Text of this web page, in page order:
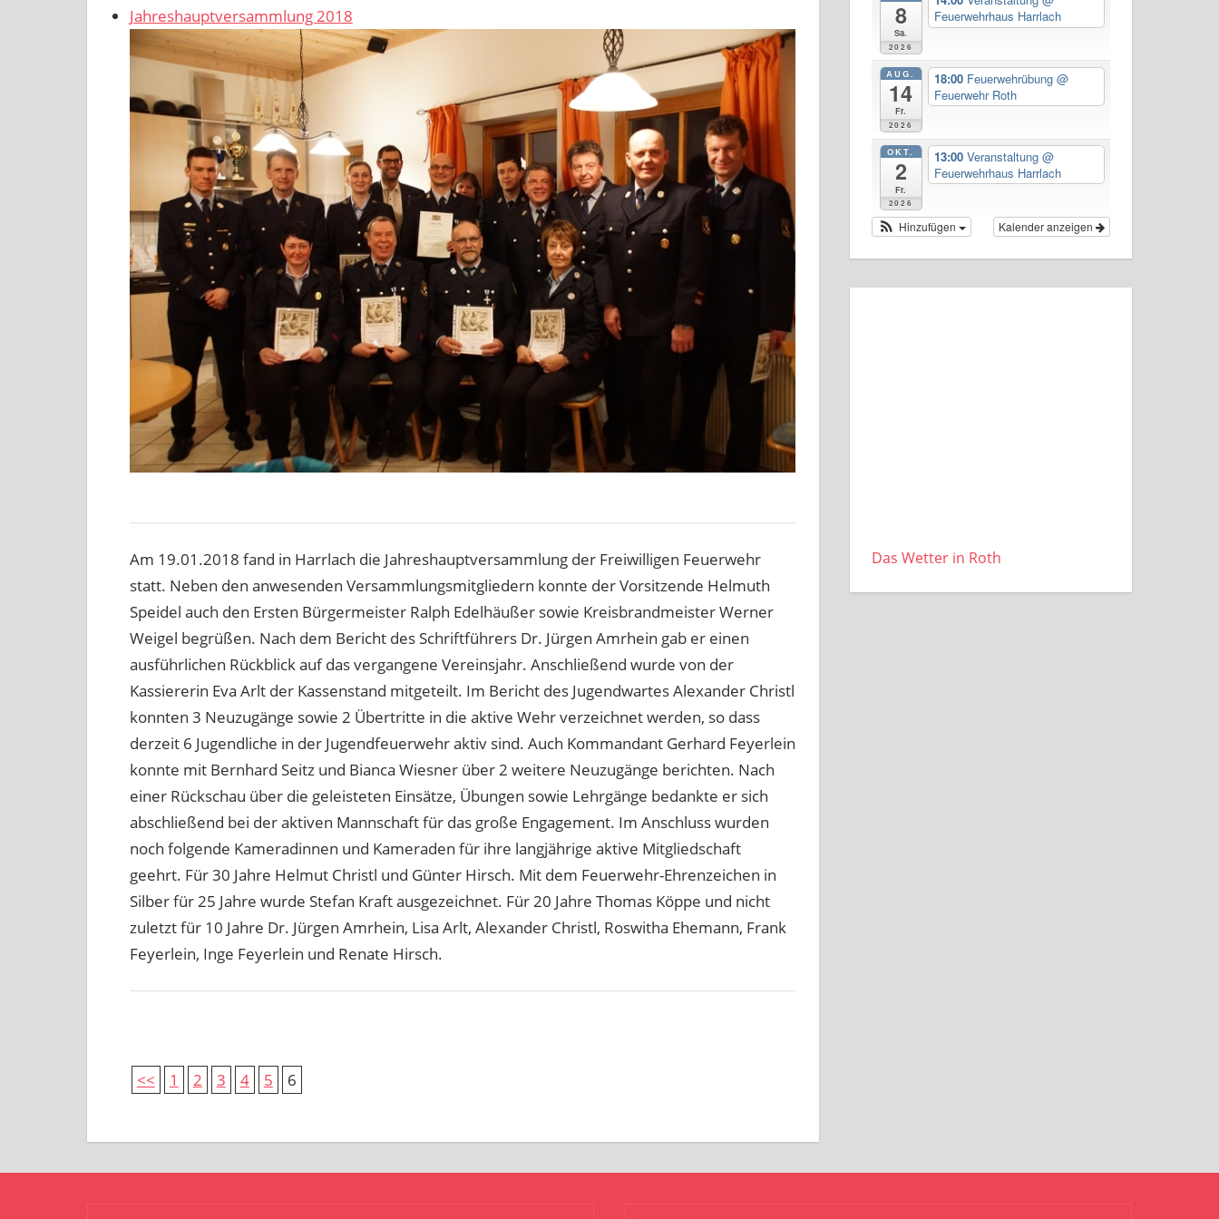
Jahreshauptversammlung 2018
Am 19.01.2018 fand in Harrlach die Jahreshauptversammlung der Freiwilligen Feuerwehr
statt. Neben den anwesenden Versammlungsmitgliedern konnte der Vorsitzende Helmuth
Speidel auch den Ersten Bürgermeister Ralph Edelhäußer sowie Kreisbrandmeister Werner
Weigel begrüßen. Nach dem Bericht des Schriftführers Dr. Jürgen Amrhein gab er einen
ausführlichen Rückblick auf das vergangene Vereinsjahr. Anschließend wurde von der
Kassiererin Eva Arlt der Kassenstand mitgeteilt. Im Bericht des Jugendwartes Alexander Christl
konnten 3 Neuzugänge sowie 2 Übertritte in die aktive Wehr verzeichnet werden, so dass
derzeit 6 Jugendliche in der Jugendfeuerwehr aktiv sind. Auch Kommandant Gerhard Feyerlein
konnte mit Bernhard Seitz und Bianca Wiesner über 2 weitere Neuzugänge berichten. Nach
einer Rückschau über die geleisteten Einsätze, Übungen sowie Lehrgänge bedankte er sich
abschließend bei der aktiven Mannschaft für das große Engagement. Im Anschluss wurden
noch folgende Kameradinnen und Kameraden für ihre langjährige aktive Mitgliedschaft
geehrt. Für 30 Jahre Helmut Christl und Günter Hirsch. Mit dem Feuerwehr-Ehrenzeichen in
Silber für 25 Jahre wurde Stefan Kraft ausgezeichnet. Für 20 Jahre Thomas Köppe und nicht
zuletzt für 10 Jahre Dr. Jürgen Amrhein, Lisa Arlt, Alexander Christl, Roswitha Ehemann, Frank
Feyerlein, Inge Feyerlein und Renate Hirsch.
<< 1 2 3 4 5 6
8
Sa.
2026
Feuerwehrhaus Harrlach
AUG.
14
Fr.
2026
18:00 Feuerwehrübung @
Feuerwehr Roth
OKT.
2
Fr.
2026
13:00 Veranstaltung @
Feuerwehrhaus Harrlach
Kalender anzeigen
Hinzufügen
Das Wetter in Roth